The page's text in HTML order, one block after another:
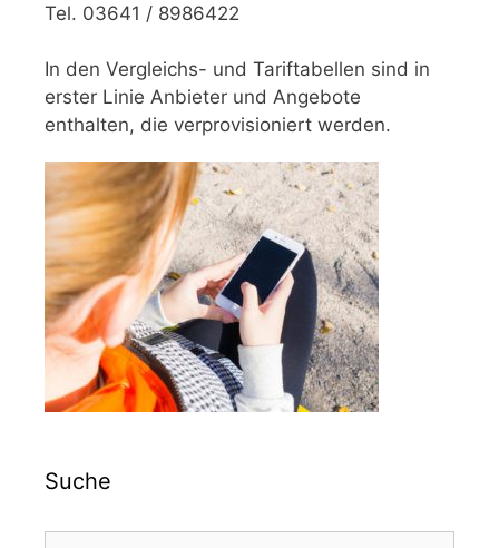
Tel. 03641 / 8986422
In den Vergleichs- und Tariftabellen sind in
erster Linie Anbieter und Angebote
enthalten, die verprovisioniert werden.
Suche